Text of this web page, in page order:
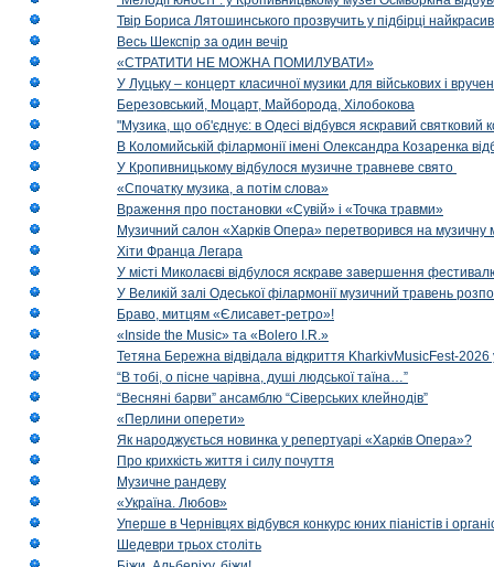
Твір Бориса Лятошинського прозвучить у підбірці
Весь Шекспір за один вечір
«СТРАТИТИ НЕ МОЖНА ПОМИЛУВАТИ»
У Луцьку – концерт класичної музики для військових і
Березовський, Моцарт, Майборода, Хілобокова
"Музика, що об'єднує: в Одесі відбувся яскравий
В Коломийській філармонії імені Олександра Козаренка
У Кропивницькому відбулося музичне травневе свято
«Спочатку музика, а потім слова»
Враження про постановки «Сувій» і «Точка травми»
Музичний салон «Харків Опера» перетворився на музичну
Хіти Франца Легара
У місті Миколаєві відбулося яскраве завершення
У Великій залі Одеської філармонії музичний травень
Браво, митцям «Єлисавет-ретро»!
«Inside the Music» та «Bolero I.R.»
Тетяна Бережна відвідала відкриття KharkivMusicFest-2026
“В тобі, о пісне чарівна, душі людської таїна…”
“Весняні барви” ансамблю “Сіверських клейнодів”
«Перлини оперети»
Як народжується новинка у репертуарі «Харків Опера»?
Про крихкість життя і силу почуття
Музичне рандеву
«Україна. Любов»
Уперше в Чернівцях відбувся конкурс юних піаністів і
Шедеври трьох століть